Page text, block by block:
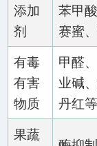
添加
剂
苯甲
赛蜜
有毒
有害
物质
甲醛
业碱
丹红等
果蔬